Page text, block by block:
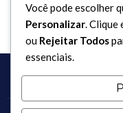
Você pode escolher
Personalizar. Clique
ou Rejeitar Todos
essenciais.